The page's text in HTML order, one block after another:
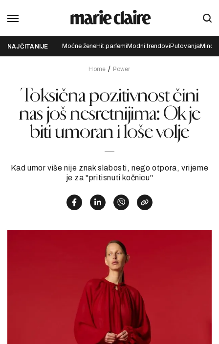
NAJČITANIJE Moćne ženeHit parfemi Modni trendovi Putovanja
Home Power
Toksična pozitivnost čini
nas još nesretnijima: Ok je
biti umoran i loše volje
Kad umor više nije znak slabosti, nego otpora, vrijeme
je za "pritisnuti kočnicu"